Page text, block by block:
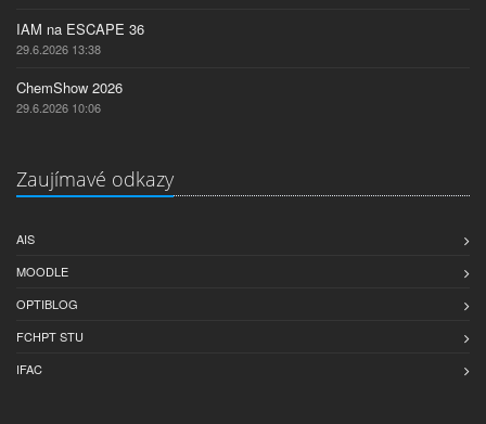
IAM na ESCAPE 36
29.6.2026 13:38
ChemShow 2026
29.6.2026 10:06
Zaujímavé odkazy
AIS
MOODLE
OPTIBLOG
FCHPT STU
IFAC